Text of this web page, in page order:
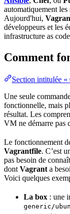
automatiquement
Aujourd'hui,
développeurs et les
infrastructure as code
Comment
Section intitulée
Une seule
fonctionnelle, mais
résultat. Les
VM ne démarre pas
Le fonctionnement
Vagrantfile. C’est
pas besoin de
dont Vagrant a
Voici quelques
La box : une
generic/